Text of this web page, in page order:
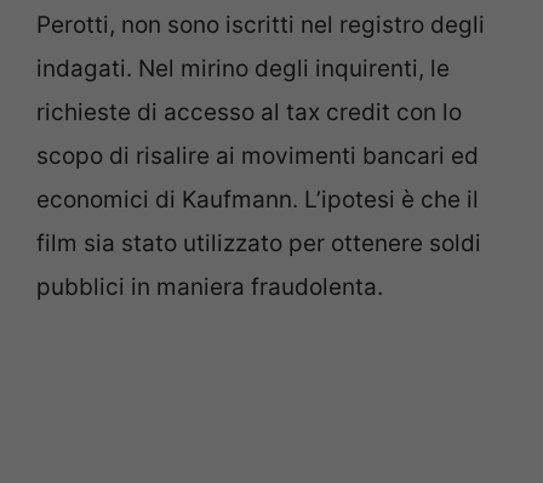
Perotti, non sono iscritti nel registro degli
indagati. Nel mirino degli inquirenti, le
richieste di accesso al tax credit con lo
scopo di risalire ai movimenti bancari ed
economici di Kaufmann. L’ipotesi è che il
film sia stato utilizzato per ottenere soldi
pubblici in maniera fraudolenta.